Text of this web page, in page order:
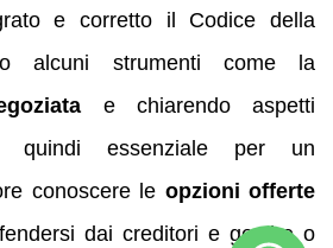
e corretto il Codice della
alcuni strumenti come la
e chiarendo aspetti
quindi essenziale per un
conoscere le opzioni offerte
dai creditori e gestire o